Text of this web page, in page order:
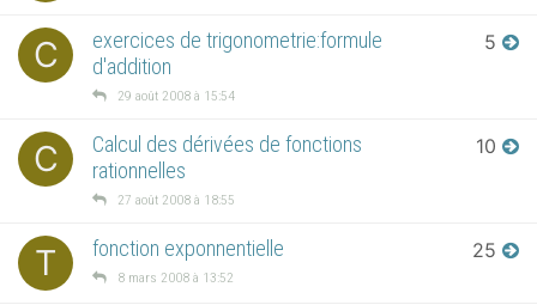
C
exercices de trigonometrie:formule
d'addition
29 août 2008 à 15:54
5
C
Calcul des dérivées de fonctions
rationnelles
27 août 2008 à 18:55
10
T fonction exponnentielle
8 mars 2008 à 13:52
25